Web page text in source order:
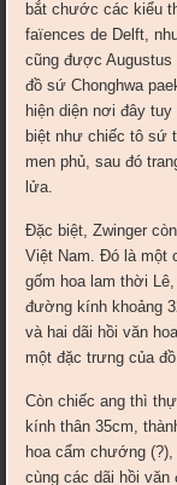
bắt chước các kiểu
faïences de Delft,
cũng được Augustus
đồ sứ Chonghwa
hiện diện nơi đây
biệt như chiếc tô sứ
men phủ, sau đó
lửa.
Đặc biệt, Zwinger
Việt Nam. Đó là một
gốm hoa lam thời
đường kính khoảng
và hai dãi hồi văn
một đặc trưng của
Còn chiếc ang thì
kính thân 35cm,
hoa cẩm chướng (?),
cùng các dãi hồi văn